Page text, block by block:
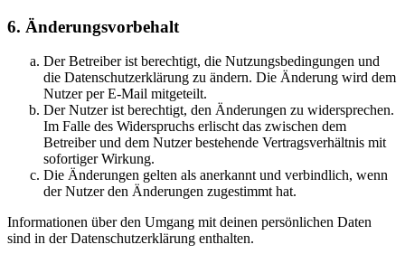
6. Änderungsvorbehalt
Der Betreiber ist berechtigt, die Nutzungsbedingungen und
die Datenschutzerklärung zu ändern. Die Änderung wird dem
Nutzer per E-Mail mitgeteilt.
Der Nutzer ist berechtigt, den Änderungen zu widersprechen.
Im Falle des Widerspruchs erlischt das zwischen dem
Betreiber und dem Nutzer bestehende Vertragsverhältnis mit
sofortiger Wirkung.
Die Änderungen gelten als anerkannt und verbindlich, wenn
der Nutzer den Änderungen zugestimmt hat.
Informationen über den Umgang mit deinen persönlichen Daten
sind in der Datenschutzerklärung enthalten.